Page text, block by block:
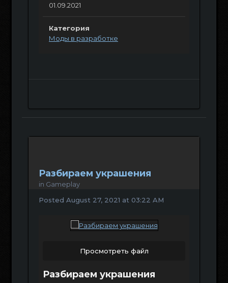
01.09.2021
Категория
Моды в разработке
Разбираем украшения
in Gameplay
Posted August 27, 2021 at 03:22 AM
Просмотреть файл
Разбираем украшения